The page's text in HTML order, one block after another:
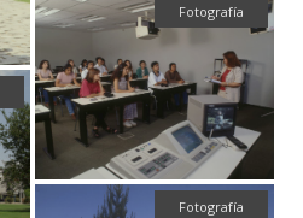
Fotografía
Fotografía